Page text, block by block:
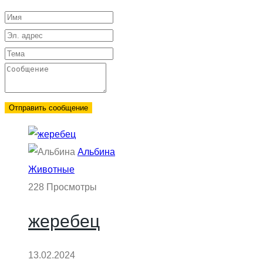
Отправить сообщение
Альбина
Животные
228 Просмотры
жеребец
13.02.2024